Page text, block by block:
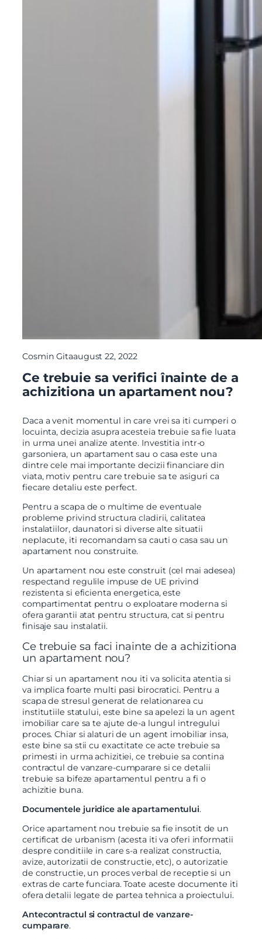
Cosmin Gitaaugust 22, 2022
Ce trebuie sa verifici înainte de a
achizitiona un apartament nou?
Daca a venit momentul in care vrei sa iti cumperi o
locuinta, decizia asupra acesteia trebuie sa fie luata
in urma unei analize atente. Investitia intr-o
garsoniera, un apartament sau o casa este una
dintre cele mai importante decizii financiare din
viata, motiv pentru care trebuie sa te asiguri ca
fiecare detaliu este perfect.
Pentru a scapa de o multime de eventuale
probleme privind structura cladirii, calitatea
instalatiilor, daunatori si diverse alte situatii
neplacute, iti recomandam sa cauti o casa sau un
apartament nou construite.
Un apartament nou este construit (cel mai adesea)
respectand regulile impuse de UE privind
rezistenta si eficienta energetica, este
compartimentat pentru o exploatare moderna si
ofera garantii atat pentru structura, cat si pentru
finisaje sau instalatii.
Ce trebuie sa faci inainte de a achizitiona
un apartament nou?
Chiar si un apartament nou iti va solicita atentia si
va implica foarte multi pasi birocratici. Pentru a
scapa de stresul generat de relationarea cu
institutiile statului, este bine sa apelezi la un agent
imobiliar care sa te ajute de-a lungul intregului
proces. Chiar si alaturi de un agent imobiliar insa,
este bine sa stii cu exactitate ce acte trebuie sa
primesti in urma achizitiei, ce trebuie sa contina
contractul de vanzare-cumparare si ce detalii
trebuie sa bifeze apartamentul pentru a fi o
achizitie buna.
Documentele juridice ale apartamentului.
Orice apartament nou trebuie sa fie insotit de un
certificat de urbanism (acesta iti va oferi informatii
despre conditiile in care s-a realizat constructia,
avize, autorizatii de constructie, etc), o autorizatie
de constructie, un proces verbal de receptie si un
extras de carte funciara. Toate aceste documente iti
ofera detalii legate de partea tehnica a proiectului.
Antecontractul si contractul de vanzare-
cumparare.